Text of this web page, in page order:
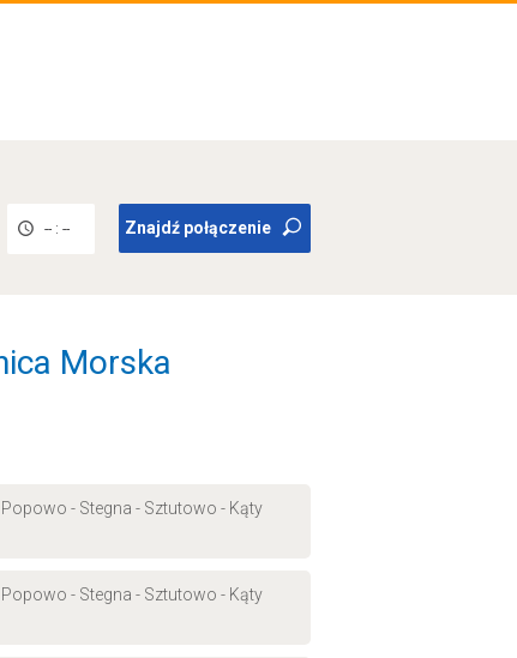
-- : -- Znajdź połączenie
Morska
- Stegna - Sztutowo - Kąty
- Stegna - Sztutowo - Kąty